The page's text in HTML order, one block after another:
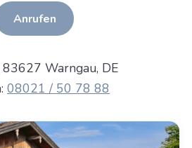
Anrufen
Warngau, DE
08021 / 50 78 88